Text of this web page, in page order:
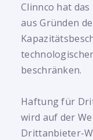
Clinnco hat
aus Gründen
beschränken.
Haftung für
wird auf der
Drittanbieter-